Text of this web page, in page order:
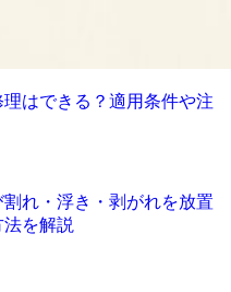
はできる？適用条件や注
れ・浮き・剥がれを放置
を解説